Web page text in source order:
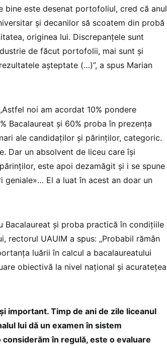
bine este desenat portofoliul, cred că anul
și decanilor să scoatem din probă
originea lui. Discrepanțele sunt
de făcut portofolii, mai sunt și
așteptate (…)”, a spus Marian
noi am acordat 10% pondere
Bacalaureat și 60% proba în prezența
ale candidaților și părinților, categoric.
Dar un absolvent de liceu care își
este apoi dezamăgit și i se spune
geniale»… El a luat în acest an doar un
Bacalaureat și proba practică în condițiile
rectorul UAUIM a spus: „Probabil rămân
luării în calcul a bacalaureatului
obiectivă la nivel național și acuratețea
important. Timp de ani de zile liceanul
lui dă un examen în sistem
în regulă, este o evaluare